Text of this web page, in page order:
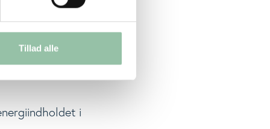
Tillad alle
samt tips og
i